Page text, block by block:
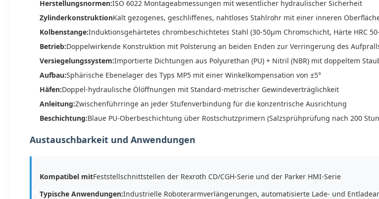
Herstellungsnormen:ISO 6022 Montageabmessungen mit wesentlicher hydraulischer Sicherheit
ZylinderkonstruktionKalt gezogenes, geschliffenes, nahtloses Stahlrohr mit einer inneren
Kolbenstange:Induktionsgehärtetes chrombeschichtetes Stahl (30-50μm Chromschicht, Härte HRC
Betrieb:Doppelwirkende Konstruktion mit Polsterung an beiden Enden zur Verringerung des
Versiegelungssystem:Importierte Dichtungen aus Polyurethan (PU) + Nitril (NBR) mit doppeltem
Aufbau:Sphärische Ebenelager des Typs MP5 mit einer Winkelkompensation von ±5°
Häfen:Doppel-hydraulische Ölöffnungen mit Standard-metrischer Gewindeverträglichkeit
Anleitung:Zwischenführringe an jeder Stufenverbindung für die konzentrische Ausrichtung
Beschichtung:Blaue PU-Oberbeschichtung über Rostschutzprimern (Salzsprühprüfung nach 200
Austauschbarkeit und Anwendungen
Kompatibel mitFeststellschnittstellen der Rexroth CD/CGH-Serie und der Parker HMI-Serie
Typische Anwendungen:Industrielle Roboterarmverlängerungen, automatisierte Lade- und